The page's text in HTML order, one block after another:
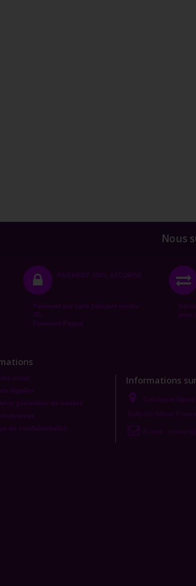
Nous
PAIEMENT 100% SÉCURISÉ
Paiement par carte bancaire secure
3D.
Paiement Paypal
pour
nous
légales
générales de ventes
de confidentialité
Informations
Catalogue
Bully-les-Mines
E-mail :